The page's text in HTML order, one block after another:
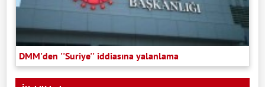
DMM'den ''Suriye'' iddiasına yalanlama